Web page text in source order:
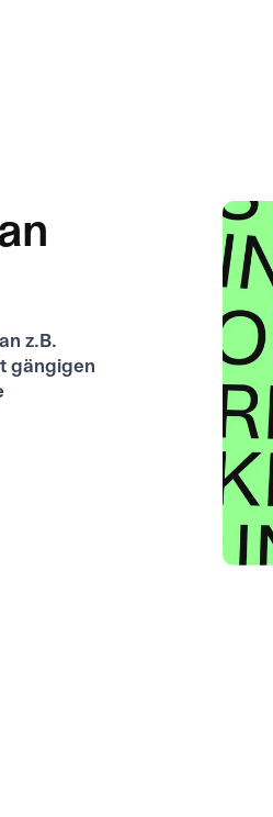
z.B.
gängigen